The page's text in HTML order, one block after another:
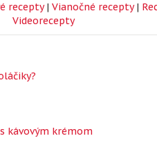
recepty| Vianočné recepty|
Videorecepty
kávovým krémom